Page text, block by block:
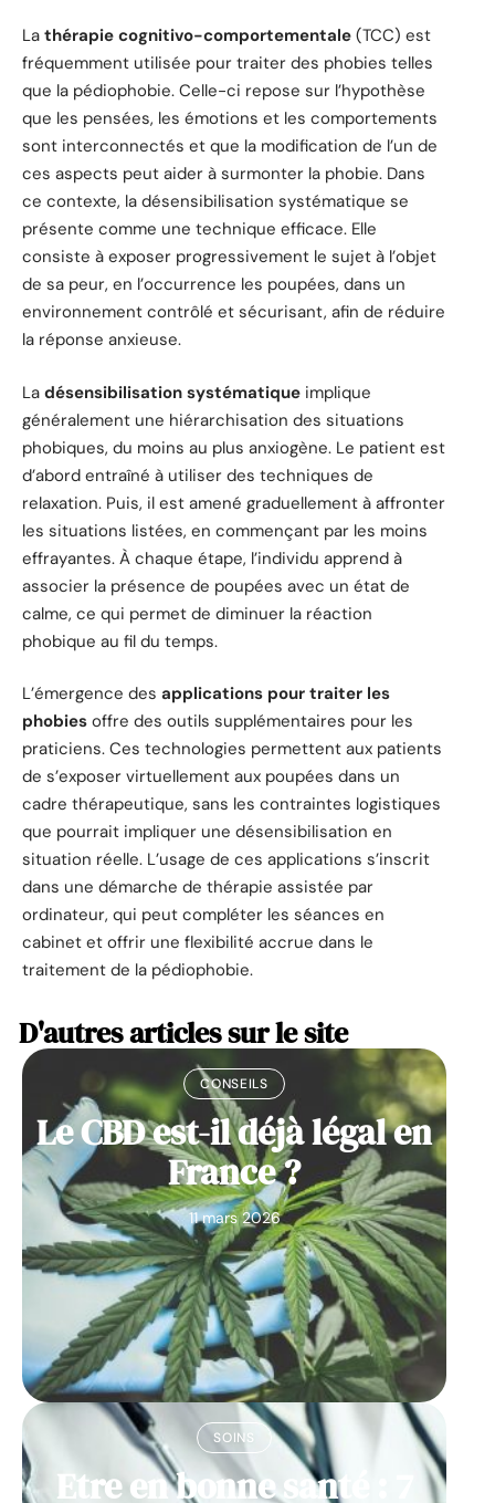
La thérapie cognitivo-comportementale (TCC) est
fréquemment utilisée pour traiter des phobies telles
que la pédiophobie. Celle-ci repose sur l’hypothèse
que les pensées, les émotions et les comportements
sont interconnectés et que la modification de l’un de
ces aspects peut aider à surmonter la phobie. Dans
ce contexte, la désensibilisation systématique se
présente comme une technique efficace. Elle
consiste à exposer progressivement le sujet à l’objet
de sa peur, en l’occurrence les poupées, dans un
environnement contrôlé et sécurisant, afin de réduire
la réponse anxieuse.
La désensibilisation systématique implique
généralement une hiérarchisation des situations
phobiques, du moins au plus anxiogène. Le patient est
d’abord entraîné à utiliser des techniques de
relaxation. Puis, il est amené graduellement à affronter
les situations listées, en commençant par les moins
effrayantes. À chaque étape, l’individu apprend à
associer la présence de poupées avec un état de
calme, ce qui permet de diminuer la réaction
phobique au fil du temps.
L’émergence des applications pour traiter les
phobies offre des outils supplémentaires pour les
praticiens. Ces technologies permettent aux patients
de s’exposer virtuellement aux poupées dans un
cadre thérapeutique, sans les contraintes logistiques
que pourrait impliquer une désensibilisation en
situation réelle. L’usage de ces applications s’inscrit
dans une démarche de thérapie assistée par
ordinateur, qui peut compléter les séances en
cabinet et offrir une flexibilité accrue dans le
traitement de la pédiophobie.
D'autres articles sur le site
CONSEILS
Le CBD est-il déjà légal en
France ?
11 mars 2026
SOINS
Etre en bonne santé : 7